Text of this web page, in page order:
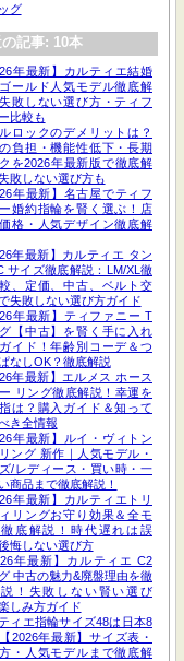
グ
記事: 10本
年最新】カルティエ結婚
ールド人気モデル徹底解
敗しない選び方・ティフ
比較も
ロックのデメリットは？
負担・機能性低下・長期
を2026年最新版で徹底解
敗しない選び方も
年最新】名古屋でティフ
婚約指輪を賢く選ぶ！店
格・人気デザイン徹底解
年最新】カルティエ タン
サイズ徹底解説：LM/XL徹
、定価、中古、ベルト交
失敗しない選び方ガイド
年最新】ティファニー T
【中古】を賢く手に入れ
イド！年齢別コーデ＆つ
なしOK？徹底解説
年最新】エルメス ホース
リング徹底解説！幸運を
は？購入ガイド＆知って
き全情報
年最新】ルイ・ヴィトン
ング 新作｜人気モデル・
/レディース・買い時・一
商品まで徹底解説！
年最新】カルティエトリ
リングお守り効果＆全モ
底解説！時代遅れは誤
悔しない選び方
年最新】カルティエ C2
中古の魅力&廃盤理由を徹
説！失敗しない賢い選び
しみ方ガイド
ィエ指輪サイズ48は日本8
2026年最新】サイズ表・
・人気モデルまで徹底解